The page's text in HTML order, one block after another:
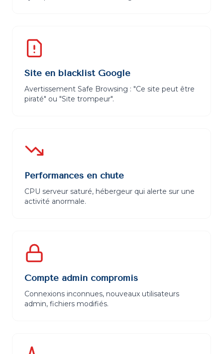
Site en blacklist Google
Avertissement Safe Browsing : "Ce site peut être
piraté" ou "Site trompeur".
Performances en chute
CPU serveur saturé, hébergeur qui alerte sur une
activité anormale.
Compte admin compromis
Connexions inconnues, nouveaux utilisateurs
admin, fichiers modifiés.